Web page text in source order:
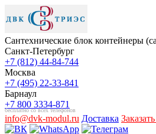
Сантехнические блок контейнеры
Санкт-Петербург
+7 (812) 44-84-744
Москва
+7 (495) 22-33-841
Барнаул
+7 800 3334-871
бесплатно со всех телефонов
info@dvk-modul.ru Доставка